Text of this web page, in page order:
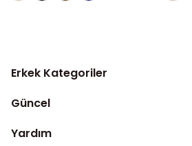
Erkek Kategoriler
Güncel
Yardım